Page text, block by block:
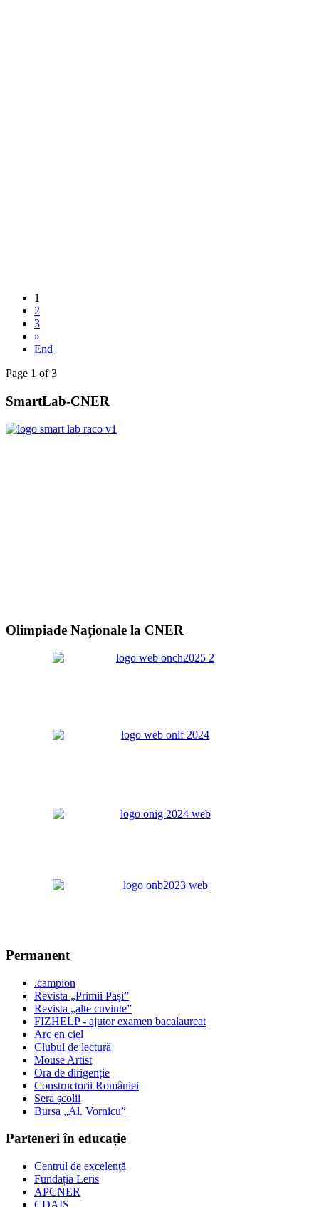
1
2
3
»
End
Page 1 of 3
SmartLab-CNER
Olimpiade Naționale la CNER
Permanent
.campion
Revista „Primii Pași”
Revista „alte cuvinte”
FIZHELP - ajutor examen bacalaureat
Arc en ciel
Clubul de lectură
Mouse Artist
Ora de dirigenție
Constructorii României
Sera școlii
Bursa „Al. Vornicu”
Parteneri în educație
Centrul de excelență
Fundația Leris
APCNER
CDAIS